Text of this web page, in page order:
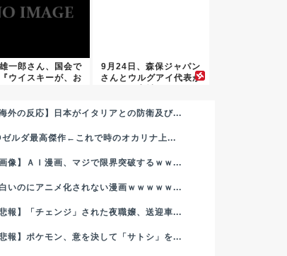
一郎さん、国会で
ウイスキーが、お
9月24日、森保ジャパン
さんとウルグアイ代表が
海外の反応】日本がイタリアとの防衛及び...
ルダ最高傑作←これで時のオカリナ上...
画像】ＡＩ漫画、マジで限界突破するｗｗ...
いのにアニメ化されない漫画ｗｗｗｗｗ...
悲報】「チェンジ」された夜職嬢、送迎車...
悲報】ポケモン、意を決して「サトシ」を...